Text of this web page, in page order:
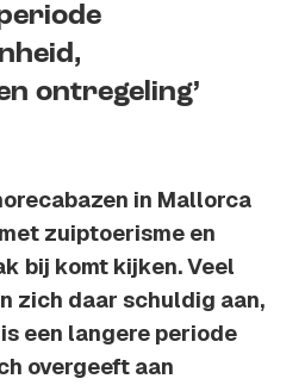
ontregeling’
in Mallorca
zuiptoerisme en
bij komt kijken. Veel
zich daar schuldig aan,
een langere periode
overgeeft aan